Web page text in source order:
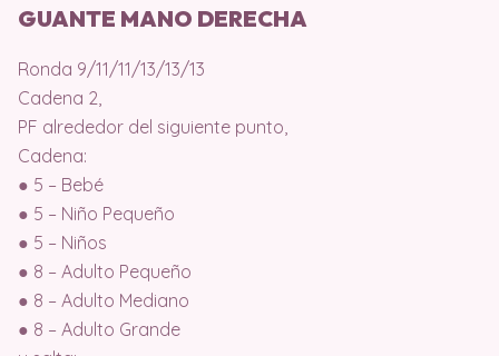
GUANTE MANO DERECHA
Ronda 9/11/11/13/13/13
Cadena 2,
PF alrededor del siguiente punto,
Cadena:
● 5 – Bebé
● 5 – Niño Pequeño
● 5 – Niños
● 8 – Adulto Pequeño
● 8 – Adulto Mediano
● 8 – Adulto Grande